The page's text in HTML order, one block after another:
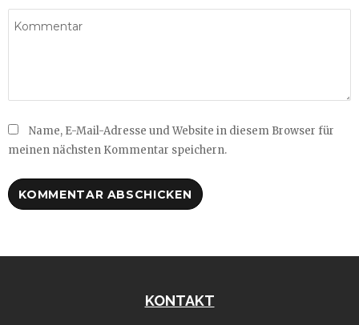
Name, E-Mail-Adresse und Website in diesem Browser für
meinen nächsten Kommentar speichern.
KONTAKT